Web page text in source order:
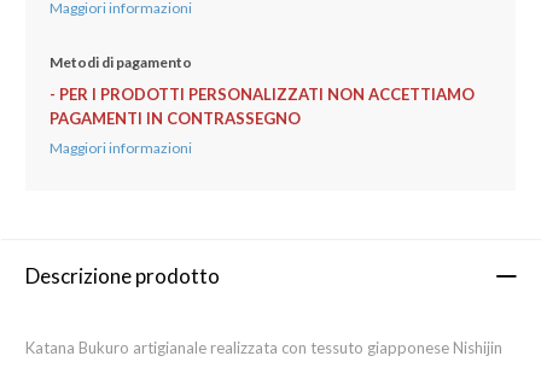
Maggiori informazioni
Metodi di pagamento
- PER I PRODOTTI PERSONALIZZATI NON ACCETTIAMO
PAGAMENTI IN CONTRASSEGNO
Maggiori informazioni
Descrizione prodotto
Katana Bukuro artigianale realizzata con tessuto giapponese Nishijin